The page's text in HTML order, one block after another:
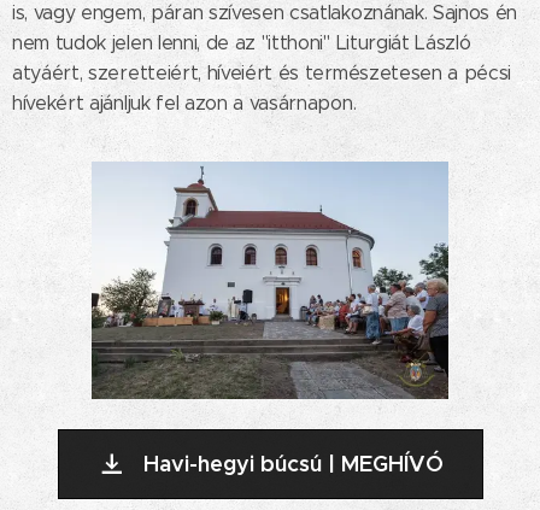
is, vagy engem, páran szívesen csatlakoznának. Sajnos én
nem tudok jelen lenni, de az "itthoni" Liturgiát László
atyáért, szeretteiért, híveiért és természetesen a pécsi
hívekért ajánljuk fel azon a vasárnapon.
Havi-hegyi búcsú | MEGHÍVÓ